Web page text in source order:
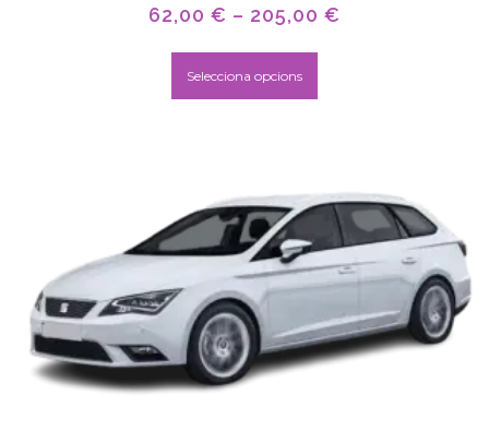
62,00 € – 205,00 €
Selecciona opcions